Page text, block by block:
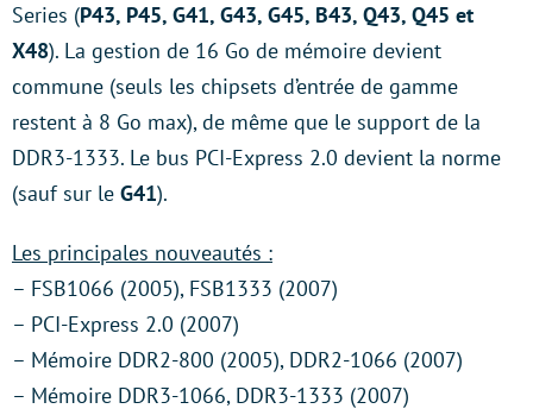
Series (P43, P45, G41, G43, G45, B43, Q43, Q45 et
X48). La gestion de 16 Go de mémoire devient
commune (seuls les chipsets d’entrée de gamme
restent à 8 Go max), de même que le support de la
DDR3-1333. Le bus PCI-Express 2.0 devient la norme
(sauf sur le G41).
Les principales nouveautés :
– FSB1066 (2005), FSB1333 (2007)
– PCI-Express 2.0 (2007)
– Mémoire DDR2-800 (2005), DDR2-1066 (2007)
– Mémoire DDR3-1066, DDR3-1333 (2007)